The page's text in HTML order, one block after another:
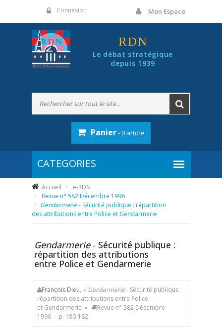
Connexion Mon Espace
RDN
Le débat stratégique
depuis 1939
Panier- 0 article
Accueil
e-RDN
Revue n° 582 Décembre 1996
Gendarmerie- Sécurité publique : répartition
des attributions entre Police et Gendarmerie
Gendarmerie - Sécurité publique :
répartition des attributions
entre Police et Gendarmerie
François Dieu, « Gendarmerie- Sécurité publique :
répartition des attributions entre Police
et Gendarmerie »
Revue n° 582 Décembre
1996 - p. 180-182